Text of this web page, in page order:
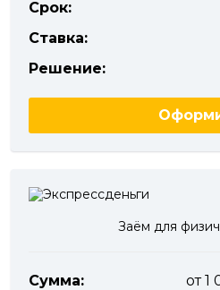
Срок:
Ставка:
Решение:
Заём для
Сумма:
от 1